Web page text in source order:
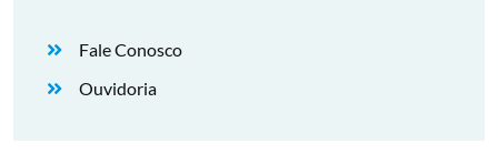
Fale Conosco
Ouvidoria